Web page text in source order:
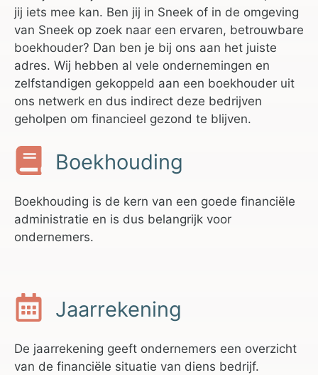
jij iets mee kan. Ben jij in Sneek of in de omgeving
van Sneek op zoek naar een ervaren, betrouwbare
boekhouder? Dan ben je bij ons aan het juiste
adres. Wij hebben al vele ondernemingen en
zelfstandigen gekoppeld aan een boekhouder uit
ons netwerk en dus indirect deze bedrijven
geholpen om financieel gezond te blijven.
Boekhouding
Boekhouding is de kern van een goede financiële
administratie en is dus belangrijk voor
ondernemers.
Jaarrekening
De jaarrekening geeft ondernemers een overzicht
van de financiële situatie van diens bedrijf.